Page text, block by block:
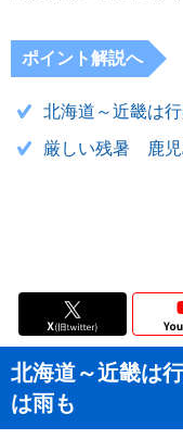
ポイント解説へ
北海道～近畿は
厳しい残暑 鹿児
北海道～近畿は
は雨も